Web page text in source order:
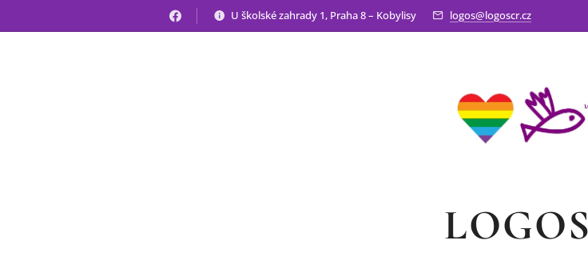
U školské zahrady 1, Praha 8 – Kobylisy logos@logoscr.cz